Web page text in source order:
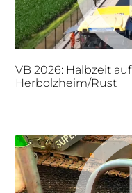
VB 2026: Halbzeit
Herbolzheim/Rust